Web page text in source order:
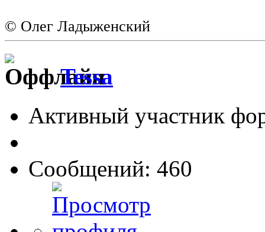
© Олег Ладыженский
Tessa
Активный участник
Сообщений: 460